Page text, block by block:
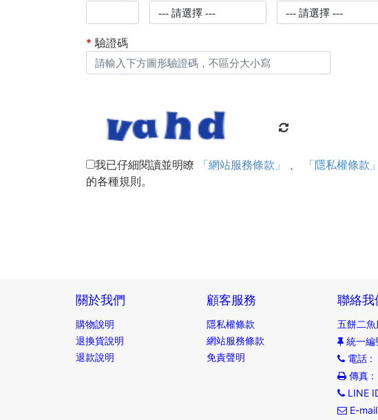
* 驗證碼
我已仔細閱讀並明瞭 「網站服務條款」 、 「隱私權條款」
的各種規則。
關於我們
購物說明
退換貨說明
退款說明
顧客服務
隱私權條款
網站服務條款
免責聲明
聯絡我
五餅二
統一編
電話:
傳真:
LINE
E-mail